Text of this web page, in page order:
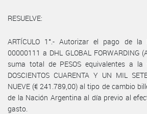
RESUELVE:
ARTÍCULO 1°.- Autorizar el pago de la
00000111 a DHL GLOBAL FORWARDING
suma total de PESOS equivalentes a la
DOSCIENTOS CUARENTA Y UN MIL
NUEVE (€ 241.789,00) al tipo de cambio
de la Nación Argentina al día previo al
gasto.